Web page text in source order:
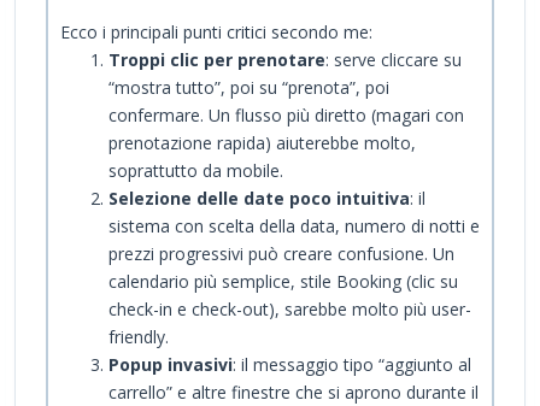
Ecco i principali punti critici secondo me:
Troppi clic per prenotare: serve cliccare su
“mostra tutto”, poi su “prenota”, poi
confermare. Un flusso più diretto (magari con
prenotazione rapida) aiuterebbe molto,
soprattutto da mobile.
Selezione delle date poco intuitiva: il
sistema con scelta della data, numero di notti e
prezzi progressivi può creare confusione. Un
calendario più semplice, stile Booking (clic su
check-in e check-out), sarebbe molto più user-
friendly.
Popup invasivi: il messaggio tipo “aggiunto al
carrello” e altre finestre che si aprono durante il